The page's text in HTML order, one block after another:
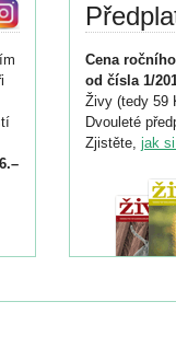
Cena
od čísla 1/
Živy (tedy 59
Dvouleté
Zjistěte, jak